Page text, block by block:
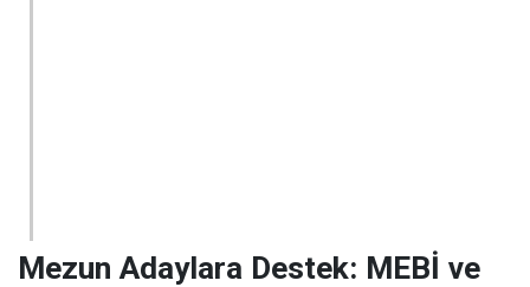
Mezun Adaylara Destek: MEBİ ve